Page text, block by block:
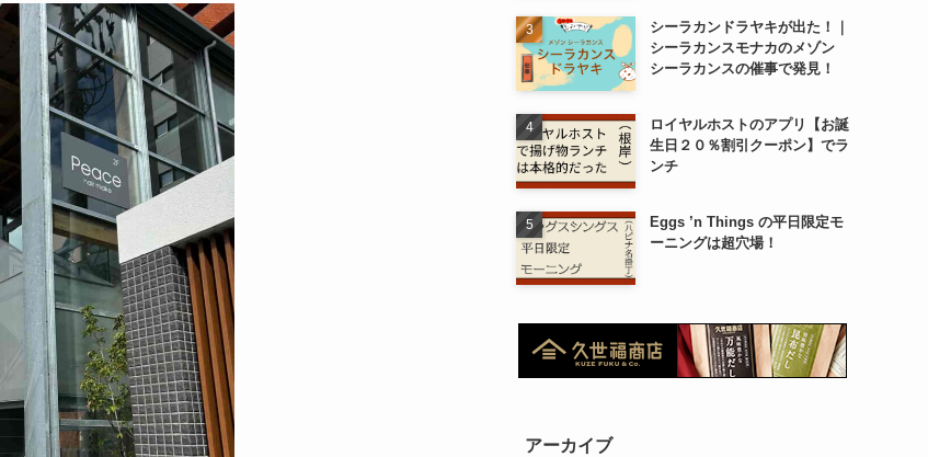
シーラカンドラヤキが出た！｜
シーラカンスモナカのメゾン
シーラカンスの催事で発見！
ロイヤルホストのアプリ【お誕
生日２０％割引クーポン】でラ
ンチ
Eggs ’n Things の平日限定モ
ーニングは超穴場！
アーカイブ